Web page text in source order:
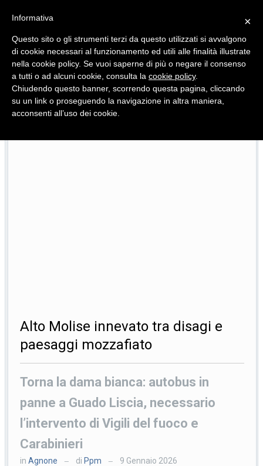
Quotidiano d'informazione distribuito in Molise con
Alto Molise innevato tra disagi e
paesaggi mozzafiato
Torna la dama bianca: autobus in
panne a Guado Liscia, necessario
l’intervento di Vigili del fuoco e
Carabinieri
inAgnone — di Ppm — 9 Gennaio 2026
×
Informativa
Questo sito o gli strumenti terzi da questo utilizzati si avvalgono
di cookie necessari al funzionamento ed utili alle finalità illustrate
nella cookie policy. Se vuoi saperne di più o negare il consenso
a tutti o ad alcuni cookie, consulta la cookie policy.
Chiudendo questo banner, scorrendo questa pagina, cliccando
su un link o proseguendo la navigazione in altra maniera,
acconsenti all’uso dei cookie.